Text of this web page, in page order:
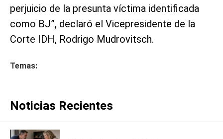
perjuicio de la presunta víctima identificada
como BJ”, declaró el Vicepresidente de la
Corte IDH, Rodrigo Mudrovitsch.
Temas:
Noticias Recientes